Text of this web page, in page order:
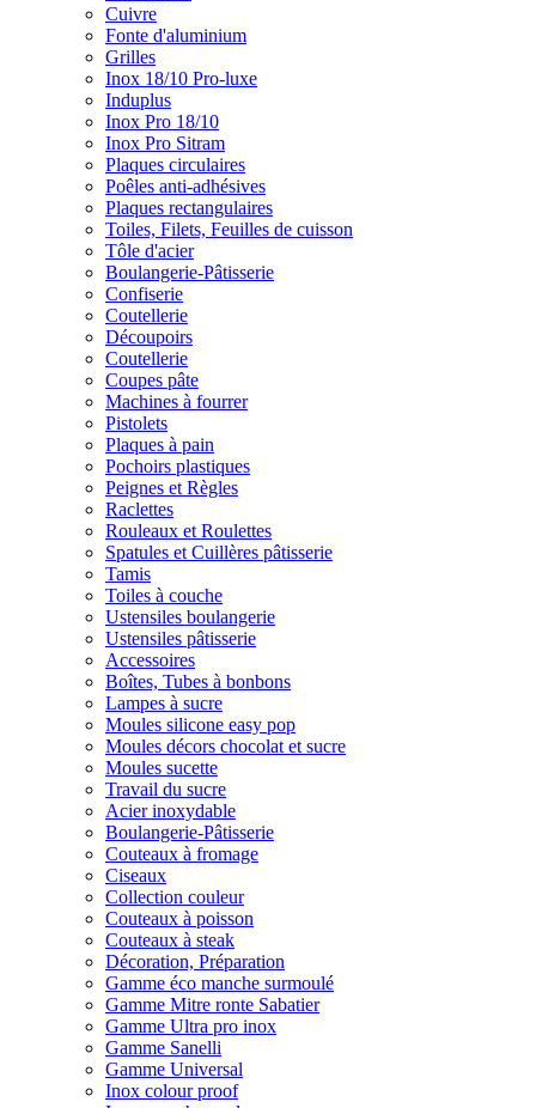
Cuivre
Fonte d'aluminium
Grilles
Inox 18/10 Pro-luxe
Induplus
Inox Pro 18/10
Inox Pro Sitram
Plaques circulaires
Poêles anti-adhésives
Plaques rectangulaires
Toiles, Filets, Feuilles de cuisson
Tôle d'acier
Boulangerie-Pâtisserie
Confiserie
Coutellerie
Découpoirs
Coutellerie
Coupes pâte
Machines à fourrer
Pistolets
Plaques à pain
Pochoirs plastiques
Peignes et Règles
Raclettes
Rouleaux et Roulettes
Spatules et Cuillères pâtisserie
Tamis
Toiles à couche
Ustensiles boulangerie
Ustensiles pâtisserie
Accessoires
Boîtes, Tubes à bonbons
Lampes à sucre
Moules silicone easy pop
Moules décors chocolat et sucre
Moules sucette
Travail du sucre
Acier inoxydable
Boulangerie-Pâtisserie
Couteaux à fromage
Ciseaux
Collection couleur
Couteaux à poisson
Couteaux à steak
Décoration, Préparation
Gamme éco manche surmoulé
Gamme Mitre ronte Sabatier
Gamme Ultra pro inox
Gamme Sanelli
Gamme Universal
Inox colour proof